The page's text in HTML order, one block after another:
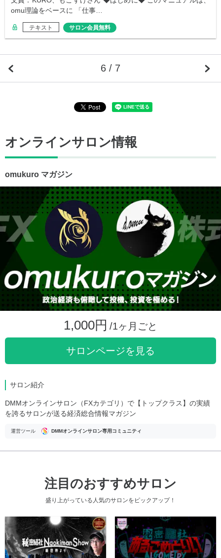
omu理論をベースに 「仕事…
テキスト サロン会員無料
6 / 7
オンラインサロン情報
omukuro マガジン
1,000円 /1ヶ月ごと
サロンページを見る
サロン紹介
DMMオンラインサロン（FXカテゴリ）で【トップクラス】の実績
を誇るサロンが送る経済総合情報マガジン
運営ツール DMMオンラインサロン専用コミュニティ
注目のおすすめサロン
盛り上がっている人気のサロンをピックアップ！